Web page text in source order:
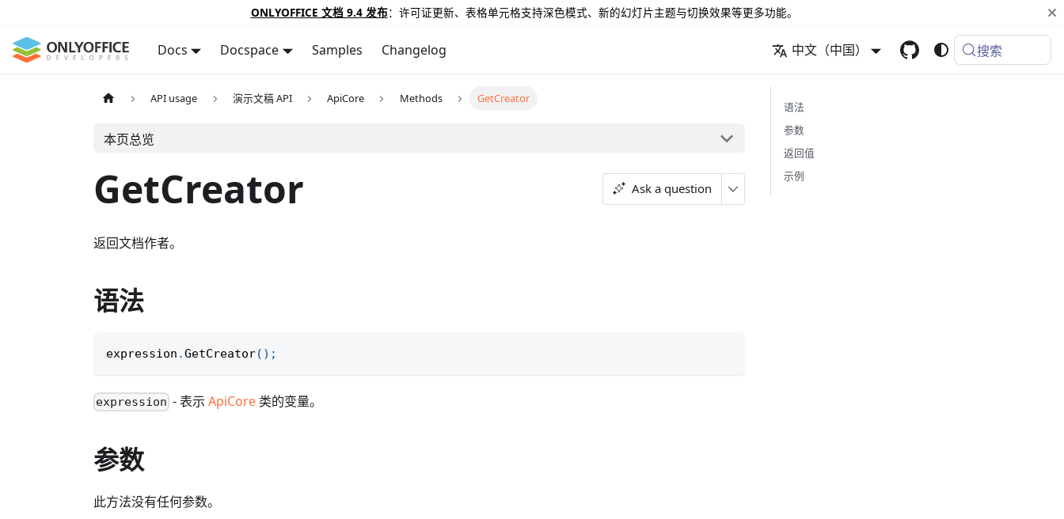
ONLYOFFICE 文档 9.4 发布：许可证更新、表格单元格支持深色模式、新的幻灯片主题与切换效果等更多功能。
Docs Docspace Samples Changelog 中文（中国） 搜索
API usage 演示文稿 API ApiCore Methods GetCreator
本页总览
GetCreator Ask a question
返回文档作者。
语法
expression .GetCreator( ) ;
expression - 表示ApiCore 类的变量。
参数
此方法没有任何参数。
语法
参数
返回值
示例